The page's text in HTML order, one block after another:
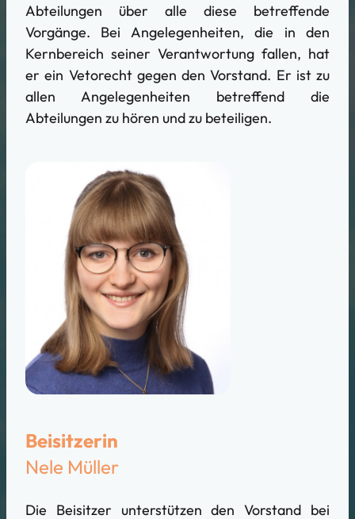
Abteilungen über alle diese betreffende
Vorgänge. Bei Angelegenheiten, die in den
Kernbereich seiner Verantwortung fallen, hat
er ein Vetorecht gegen den Vorstand. Er ist zu
allen Angelegenheiten betreffend die
Abteilungen zu hören und zu beteiligen.
Beisitzerin
Nele Müller
Die Beisitzer unterstützen den Vorstand bei